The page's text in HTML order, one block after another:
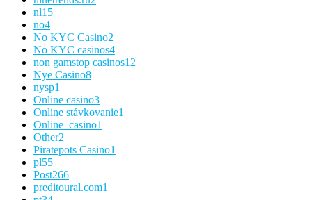
nl15
no4
No KYC Casino2
No KYC casinos4
non gamstop casinos12
Nye Casino8
nysp1
Online casino3
Online stávkovanie1
Online_casino1
Other2
Piratepots Casino1
pl55
Post266
preditoural.com1